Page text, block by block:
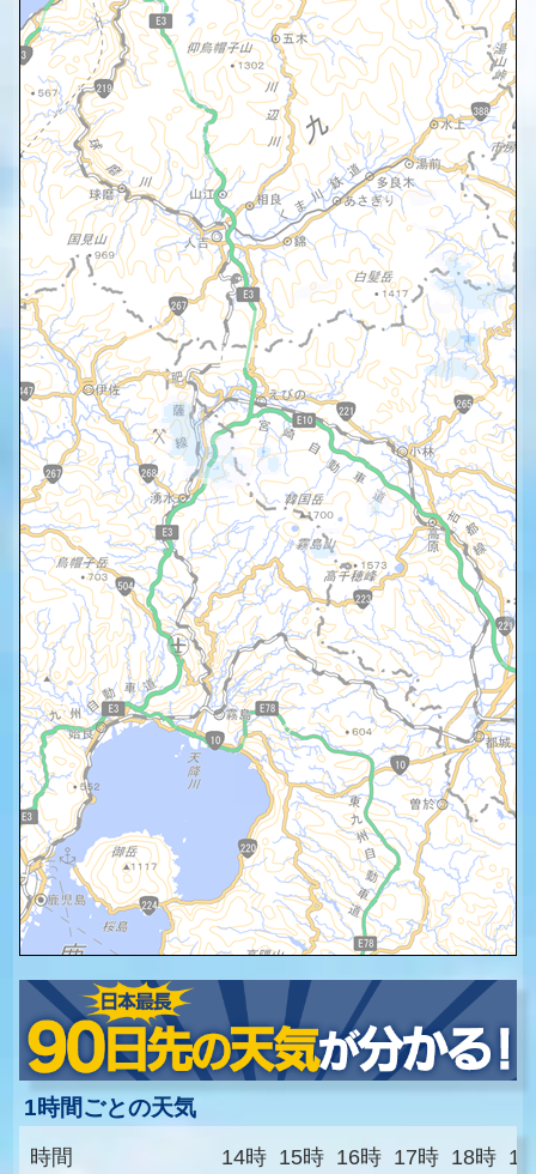
1時間ごとの天気
時間
14時 15時 16時 17時 18時